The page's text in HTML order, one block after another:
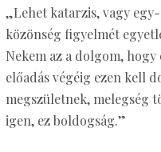
„Lehet katarzis, vagy
közönség figyelmét
Nekem az a dolgom, hogy
előadás végéig ezen kell
megszületnek, melegség
igen, ez boldogság.”